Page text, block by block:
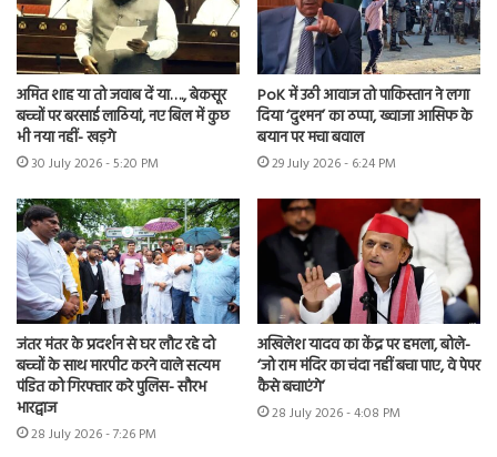
अमित शाह या तो जवाब दें या…., बेकसूर
बच्चों पर बरसाई लाठियां, नए बिल में कुछ
भी नया नहीं- खड़गे
30 July 2026 - 5:20 PM
PoK में उठी आवाज तो पाकिस्तान ने लगा
दिया ‘दुश्मन’ का ठप्पा, ख्वाजा आसिफ के
बयान पर मचा बवाल
29 July 2026 - 6:24 PM
जंतर मंतर के प्रदर्शन से घर लौट रहे दो
बच्चों के साथ मारपीट करने वाले सत्यम
पंडित को गिरफ्तार करे पुलिस- सौरभ
भारद्वाज
28 July 2026 - 7:26 PM
अखिलेश यादव का केंद्र पर हमला, बोले-
‘जो राम मंदिर का चंदा नहीं बचा पाए, वे पेपर
कैसे बचाएंगे’
28 July 2026 - 4:08 PM